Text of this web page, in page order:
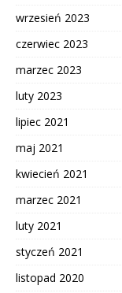
wrzesień 2023
czerwiec 2023
marzec 2023
luty 2023
lipiec 2021
maj 2021
kwiecień 2021
marzec 2021
luty 2021
styczeń 2021
listopad 2020